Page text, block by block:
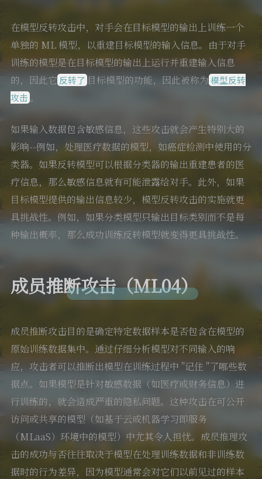
在模型反转攻击中，对手会在目标模型的输出上训练一个
单独的 ML 模型，以重建目标模型的输入信息。由于对手
训练的模型是在目标模型的输出上运行并重建输入信息
的，因此它 反转了目标模型的功能，因此被称为 模型反转
攻击。
如果输入数据包含敏感信息，这些攻击就会产生特别大的
影响--例如，处理医疗数据的模型，如癌症检测中使用的分
类器。如果反转模型可以根据分类器的输出重建患者的医
疗信息，那么敏感信息就有可能泄露给对手。此外，如果
目标模型提供的输出信息较少，模型反转攻击的实施就更
具挑战性。例如，如果分类模型只输出目标类别而不是每
种输出概率，那么成功训练反转模型就变得更具挑战性。
成员推断攻击（ML04）
成员推断攻击目的是确定特定数据样本是否包含在模型的
原始训练数据集中。通过仔细分析模型对不同输入的响
应，攻击者可以推断出模型在训练过程中 "记住 "了哪些数
据点。如果模型是针对敏感数据（如医疗或财务信息）进
行训练的，就会造成严重的隐私问题。这种攻击在可公开
访问或共享的模型（如基于云或机器学习即服务
（MLaaS）环境中的模型）中尤其令人担忧。成员推理攻
击的成功与否往往取决于模型在处理训练数据和非训练数
据时的行为差异，因为模型通常会对它们以前见过的样本